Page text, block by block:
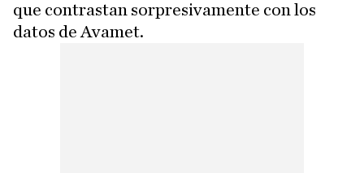
que contrastan sorpresivamente con los
datos de Avamet.